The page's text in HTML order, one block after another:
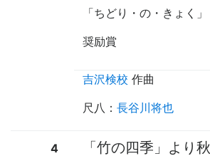
「ちどり・の・きょく」
奨励賞
吉沢検校 作曲
尺八 ： 長谷川将也
4 「竹の四季」より秋